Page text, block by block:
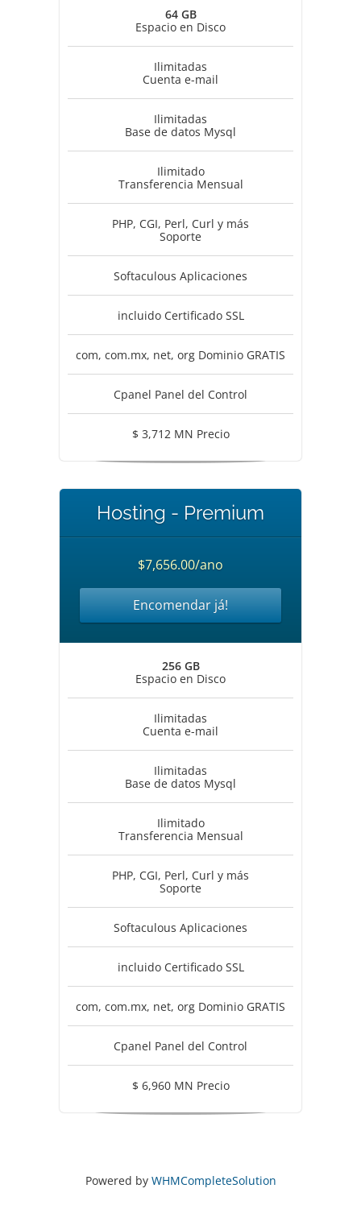
64 GB
Espacio en Disco
Ilimitadas
Cuenta e-mail
Ilimitadas
Base de datos Mysql
Ilimitado
Transferencia Mensual
PHP, CGI, Perl, Curl y más
Soporte
Softaculous Aplicaciones
incluido Certificado SSL
com, com.mx, net, org Dominio GRATIS
Cpanel Panel del Control
$ 3,712 MN Precio
Hosting - Premium
$7,656.00/ano
Encomendar já!
256 GB
Espacio en Disco
Ilimitadas
Cuenta e-mail
Ilimitadas
Base de datos Mysql
Ilimitado
Transferencia Mensual
PHP, CGI, Perl, Curl y más
Soporte
Softaculous Aplicaciones
incluido Certificado SSL
com, com.mx, net, org Dominio GRATIS
Cpanel Panel del Control
$ 6,960 MN Precio
Powered by WHMCompleteSolution